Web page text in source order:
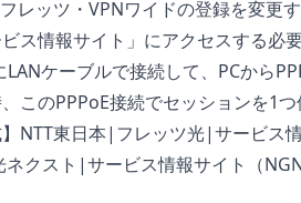
レッツ・VPNワイドの登録を変更
ビス情報サイト」にアクセスする必要
ケーブルで接続して、PCから
このPPPoE接続でセッションを1つ
】NTT東日本|フレッツ光|サービス
ネクスト|サービス情報サイト（